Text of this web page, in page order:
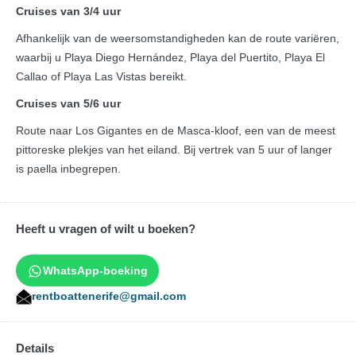
Cruises van 3/4 uur
Afhankelijk van de weersomstandigheden kan de route variëren,
waarbij u Playa Diego Hernández, Playa del Puertito, Playa El
Callao of Playa Las Vistas bereikt.
Cruises van 5/6 uur
Route naar Los Gigantes en de Masca-kloof, een van de meest
pittoreske plekjes van het eiland. Bij vertrek van 5 uur of langer
is paella inbegrepen.
Heeft u vragen of wilt u boeken?
WhatsApp-boeking
rentboattenerife@gmail.com
Details